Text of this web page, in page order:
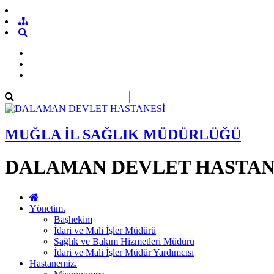
MUĞLA İL SAĞLIK MÜDÜRLÜĞÜ
DALAMAN DEVLET
Yönetim.
Başhekim
İdari ve Mali İşler Müdürü
Sağlık ve Bakım Hizmetleri Müdürü
İdari ve Mali İşler Müdür Yardımcısı
Hastanemiz.